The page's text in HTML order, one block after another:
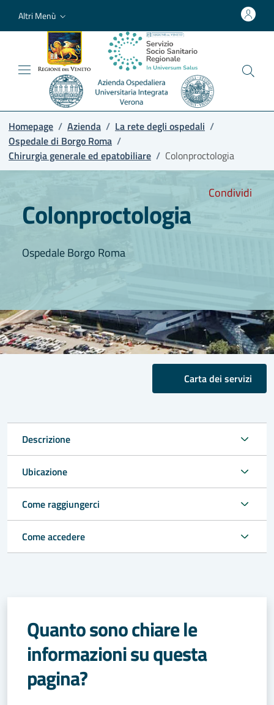
Altri Menù
Homepage / Azienda / La rete degli ospedali /
Ospedale di Borgo Roma /
Chirurgia generale ed epatobiliare / Colonproctologia
Condividi
Colonproctologia
Ospedale Borgo Roma
Carta dei servizi
Descrizione
Ubicazione
Come raggiungerci
Come accedere
Quanto sono chiare le
informazioni su questa
pagina?